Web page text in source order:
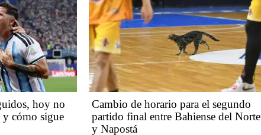
hoy no
y cómo sigue
Cambio de horario para el segundo
partido final entre Bahiense del Norte
y Napostá